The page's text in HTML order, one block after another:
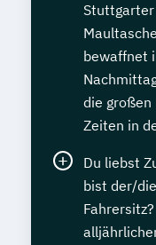
Stuttgarter
bewaffnet
die
Zeiten in
Du liebst
bist der/